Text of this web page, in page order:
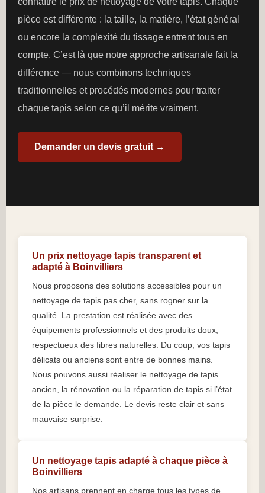
pièce est différente : la taille, la matière, l’état général
ou encore la complexité du tissage entrent tous en
compte. C’est là que notre approche artisanale fait la
différence — nous combinons techniques
traditionnelles et procédés modernes pour traiter
chaque tapis selon ce qu’il mérite vraiment.
Demander un devis gratuit →
Un prix nettoyage tapis transparent et
adapté à Boinvilliers
Nous proposons des solutions accessibles pour un
nettoyage de tapis pas cher, sans rogner sur la
qualité. La prestation est réalisée avec des
équipements professionnels et des produits doux,
respectueux des fibres naturelles. Du coup, vos tapis
délicats ou anciens sont entre de bonnes mains.
Nous pouvons aussi réaliser le nettoyage de tapis
ancien, la rénovation ou la réparation de tapis si l’état
de la pièce le demande. Le devis reste clair et sans
mauvaise surprise.
Un nettoyage tapis adapté à chaque pièce à
Boinvilliers
Nos artisans prennent en charge tous les types de